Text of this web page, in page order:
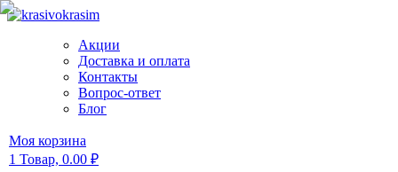
Акции
Доставка и оплата
Контакты
Вопрос-ответ
Блог
Моя корзина
1 Товар, 0.00 ₽